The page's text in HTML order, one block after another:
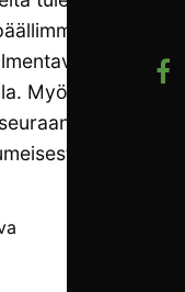
Myös
tulevia